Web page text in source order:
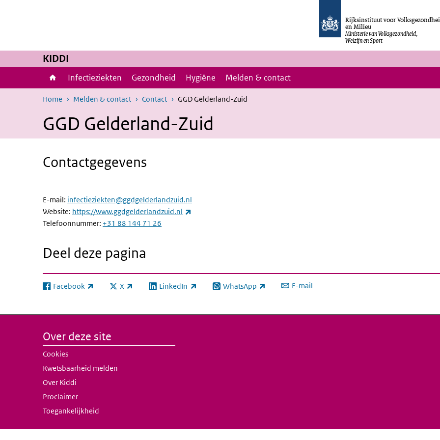
Rijksinstituut voor
en Milieu
Ministerie van Volksgezondheid,
Welzijn en Sport
KIDDI
Infectieziekten Gezondheid Hygiëne Melden & contact
Home Melden & contact Contact GGD Gelderland-Zuid
GGD Gelderland-Zuid
Contactgegevens
E-mail: infectieziekten@ggdgelderlandzuid.nl
Website: https://www.ggdgelderlandzuid.nl
Telefoonnummer: +31 88 144 71 26
Deel deze pagina
Facebook
(externe link) X
(externe link) LinkedIn
(externe link) WhatsApp
(externe link) E-mail
Over deze site
Cookies
Kwetsbaarheid melden
Over Kiddi
Proclaimer
Toegankelijkheid